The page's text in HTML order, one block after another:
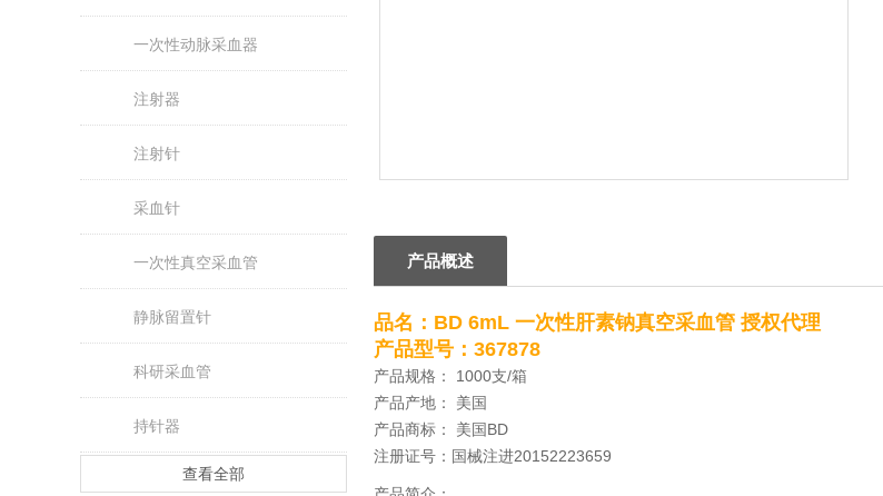
一次性动脉采血器
注射器
注射针
采血针
一次性真空采血管
静脉留置针
科研采血管
持针器
查看全部
产品概述
品名： BD 6mL 一次性肝素钠真空采血管 授权代理
产品型号：367878
产品规格： 1000支/箱
产品产地： 美国
产品商标： 美国BD
注册证号：国械注进20152223659